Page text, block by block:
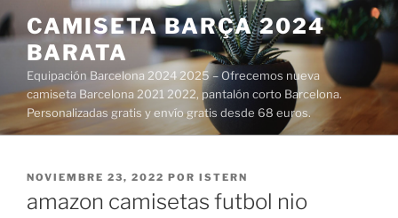
Saltar
al
contenido
CAMISETA BARÇA 2024
BARATA
Equipación Barcelona 2024 2025 – Ofrecemos nueva
camiseta Barcelona 2021 2022, pantalón corto Barcelona.
Personalizadas gratis y envío gratis desde 68 euros.
PUBLICADO
NOVIEMBRE 23, 2022 POR ISTERN
amazon camisetas futbol nio